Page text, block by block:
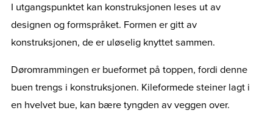
I utgangspunktet kan konstruksjonen leses ut av
designen og formspråket. Formen er gitt av
konstruksjonen, de er uløselig knyttet sammen.
Døromrammingen er bueformet på toppen, fordi denne
buen trengs i konstruksjonen. Kileformede steiner lagt i
en hvelvet bue, kan bære tyngden av veggen over.